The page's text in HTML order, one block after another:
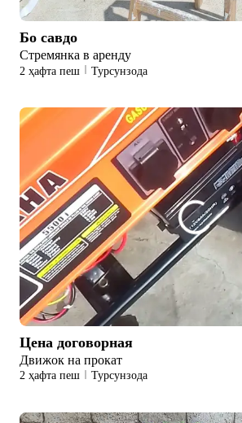
Бо савдо
Стремянка в аренду
2 ҳафта пеш Турсунзода
Цена договорная
Движок на прокат
2 ҳафта пеш Турсунзода